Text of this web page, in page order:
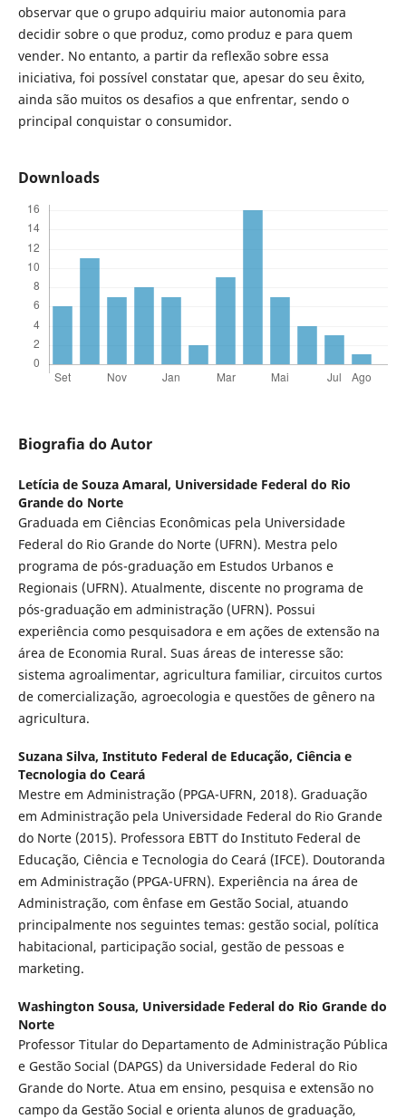
observar que o grupo adquiriu maior autonomia para
decidir sobre o que produz, como produz e para quem
vender. No entanto, a partir da reflexão sobre essa
iniciativa, foi possível constatar que, apesar do seu êxito,
ainda são muitos os desafios a que enfrentar, sendo o
principal conquistar o consumidor.
Downloads
Biografia do Autor
Letícia de Souza Amaral, Universidade Federal do Rio
Grande do Norte
Graduada em Ciências Econômicas pela Universidade
Federal do Rio Grande do Norte (UFRN). Mestra pelo
programa de pós-graduação em Estudos Urbanos e
Regionais (UFRN). Atualmente, discente no programa de
pós-graduação em administração (UFRN). Possui
experiência como pesquisadora e em ações de extensão na
área de Economia Rural. Suas áreas de interesse são:
sistema agroalimentar, agricultura familiar, circuitos curtos
de comercialização, agroecologia e questões de gênero na
agricultura.
Suzana Silva, Instituto Federal de Educação, Ciência e
Tecnologia do Ceará
Mestre em Administração (PPGA-UFRN, 2018). Graduação
em Administração pela Universidade Federal do Rio Grande
do Norte (2015). Professora EBTT do Instituto Federal de
Educação, Ciência e Tecnologia do Ceará (IFCE). Doutoranda
em Administração (PPGA-UFRN). Experiência na área de
Administração, com ênfase em Gestão Social, atuando
principalmente nos seguintes temas: gestão social, política
habitacional, participação social, gestão de pessoas e
marketing.
Washington Sousa, Universidade Federal do Rio Grande do
Norte
Professor Titular do Departamento de Administração Pública
e Gestão Social (DAPGS) da Universidade Federal do Rio
Grande do Norte. Atua em ensino, pesquisa e extensão no
campo da Gestão Social e orienta alunos de graduação,